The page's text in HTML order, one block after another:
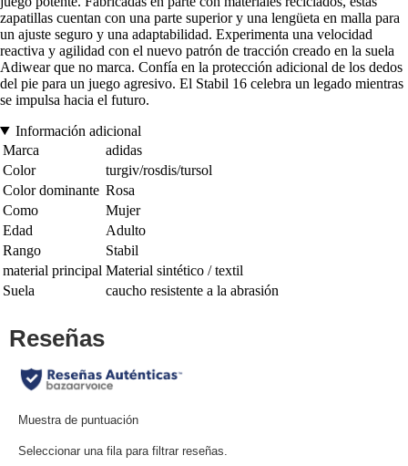
zapatillas cuentan con una parte superior y una lengüeta en malla para
un ajuste seguro y una adaptabilidad. Experimenta una velocidad
reactiva y agilidad con el nuevo patrón de tracción creado en la suela
Adiwear que no marca. Confía en la protección adicional de los dedos
del pie para un juego agresivo. El Stabil 16 celebra un legado mientras
se impulsa hacia el futuro.
Información adicional
Marca
adidas
Color
turgiv/rosdis/tursol
Color dominante Rosa
Como
Mujer
Edad
Adulto
Rango
Stabil
material principal Material sintético / textil
Suela
caucho resistente a la abrasión